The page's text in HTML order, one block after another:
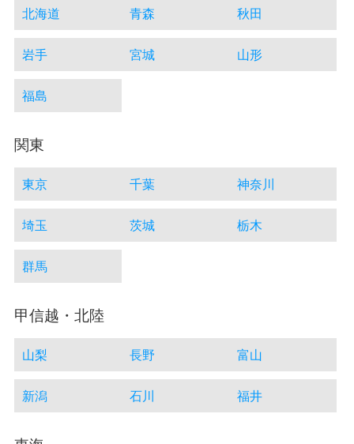
北海道 青森 秋田
岩手 宮城 山形
福島
関東
東京 千葉 神奈川
埼玉 茨城 栃木
群馬
甲信越・北陸
山梨 長野 富山
新潟 石川 福井